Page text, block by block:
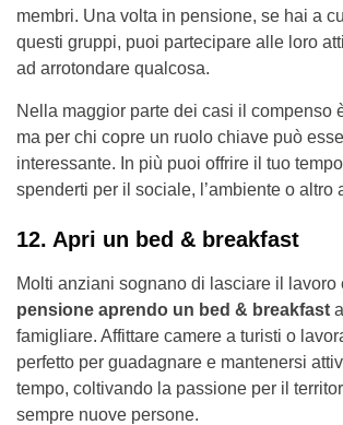
membri. Una volta in pensione, se hai a
questi gruppi, puoi partecipare alle loro
ad arrotondare qualcosa.
Nella maggior parte dei casi il compenso
ma per chi copre un ruolo chiave può
interessante. In più puoi offrire il tuo
spenderti per il sociale, l’ambiente o altro
12. Apri un bed & breakfast
Molti anziani sognano di lasciare il lavoro
pensione aprendo un bed & breakfast
famigliare. Affittare camere a turisti o
perfetto per guadagnare e mantenersi
tempo, coltivando la passione per il
sempre nuove persone.